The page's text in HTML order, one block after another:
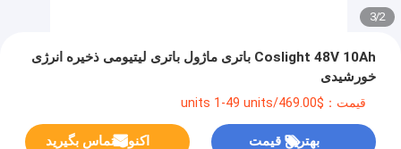
2
/
3
Coslight 48V 10Ah باتری ماژول باتری لیتیومی ذخیره انرژی
خورشیدی
قیمت：$469.00/units 1-49 units
بهترین قیمت اکنون تماس بگیرید